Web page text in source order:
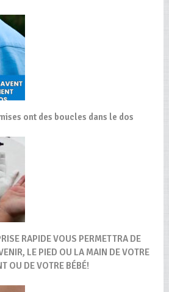
ont des boucles dans le dos
RAPIDE VOUS PERMETTRA DE
LE PIED OU LA MAIN DE VOTRE
OU DE VOTRE BÉBÉ!